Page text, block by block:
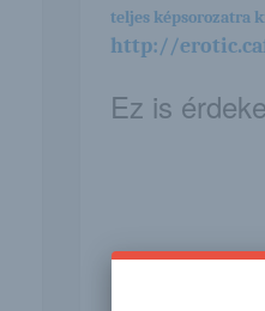
teljes képsorozatra
http://
Ez is
Változékony